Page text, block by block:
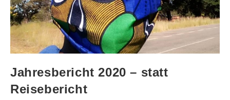
Jahresbericht 2020 – statt
Reisebericht